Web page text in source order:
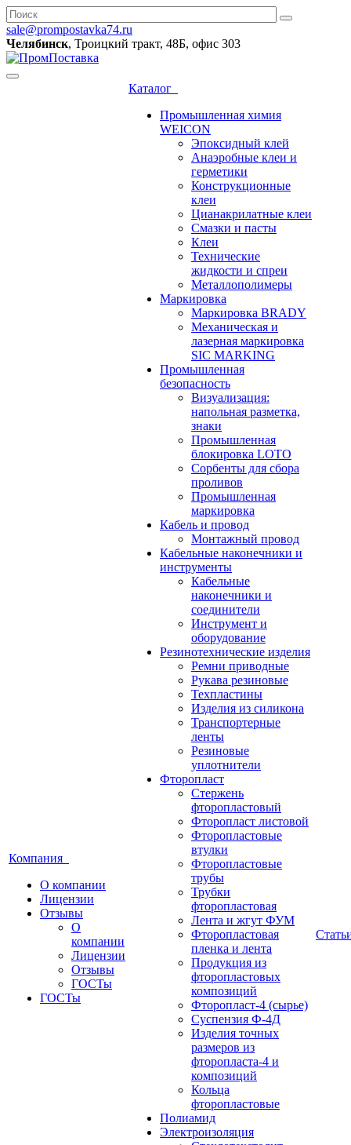
sale@prompostavka74.ru
Челябинск, Троицкий тракт, 48Б, офис 303
Компания
О компании
Лицензии
Отзывы
О
компании
Лицензии
Отзывы
ГОСТы
ГОСТы
Каталог
Промышленная химия
WEICON
Эпоксидный клей
Анаэробные клеи и
герметики
Конструкционные
клеи
Цианакрилатные клеи
Смазки и пасты
Клеи
Технические
жидкости и спреи
Металлополимеры
Маркировка
Маркировка BRADY
Механическая и
лазерная маркировка
SIC MARKING
Промышленная
безопасность
Визуализация:
напольная разметка,
знаки
Промышленная
блокировка LOTO
Сорбенты для сбора
проливов
Промышленная
маркировка
Кабель и провод
Монтажный провод
Кабельные наконечники и
инструменты
Кабельные
наконечники и
соединители
Инструмент и
оборудование
Резинотехнические изделия
Ремни приводные
Рукава резиновые
Техпластины
Изделия из силикона
Транспортерные
ленты
Резиновые
уплотнители
Фторопласт
Стержень
фторопластовый
Фторопласт листовой
Фторопластовые
втулки
Фторопластовые
трубы
Трубки
фторопластовая
Лента и жгут ФУМ
Фторопластовая
пленка и лента
Продукция из
фторопластовых
композиций
Фторопласт-4 (сырье)
Суспензия Ф-4Д
Изделия точных
размеров из
фторопласта-4 и
композиций
Кольца
фторопластовые
Полиамид
Электроизоляция